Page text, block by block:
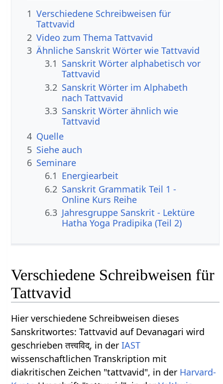
1 Verschiedene Schreibweisen für
Tattvavid
2 Video zum Thema Tattvavid
3 Ähnliche Sanskrit Wörter wie Tattvavid
3.1 Sanskrit Wörter alphabetisch vor
Tattvavid
3.2 Sanskrit Wörter im Alphabeth
nach Tattvavid
3.3 Sanskrit Wörter ähnlich wie
Tattvavid
4 Quelle
5 Siehe auch
6 Seminare
6.1 Energiearbeit
6.2 Sanskrit Grammatik Teil 1 -
Online Kurs Reihe
6.3 Jahresgruppe Sanskrit - Lektüre
Hatha Yoga Pradipika (Teil 2)
Verschiedene Schreibweisen für
Tattvavid
Hier verschiedene Schreibweisen dieses
Sanskritwortes: Tattvavid auf Devanagari wird
geschrieben तत्त्वविद्, in derIAST
wissenschaftlichen Transkription mit
diakritischen Zeichen "tattvavid", in der Harvard-